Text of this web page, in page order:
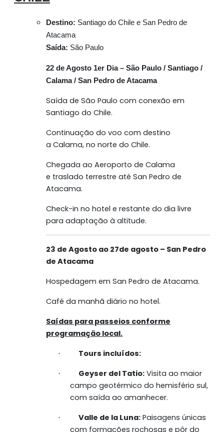
Destino: Santiago do Chile e San Pedro de
Atacama
Saída: São Paulo
22 de Agosto 1er Dia – São Paulo / Santiago /
Calama / San Pedro de Atacama
Saída de São Paulo com conexão em
Santiago do Chile.
Continuação do voo com destino
a Calama, no norte do Chile.
Chegada ao Aeroporto de Calama
e traslado terrestre até San Pedro de
Atacama.
Check-in no hotel e restante do dia livre
para adaptação à altitude.
23 de Agosto ao 27de agosto – San Pedro
de Atacama
Hospedagem em San Pedro de Atacama.
Café da manhã diário no hotel.
Saídas para passeios conforme
programação local.
· Tours incluídos:
· Geyser del Tatio: Visita ao maior
campo geotérmico do hemisfério sul,
com saída ao amanhecer.
· Valle de la Luna: Paisagens únicas
com formações rochosas e pôr do